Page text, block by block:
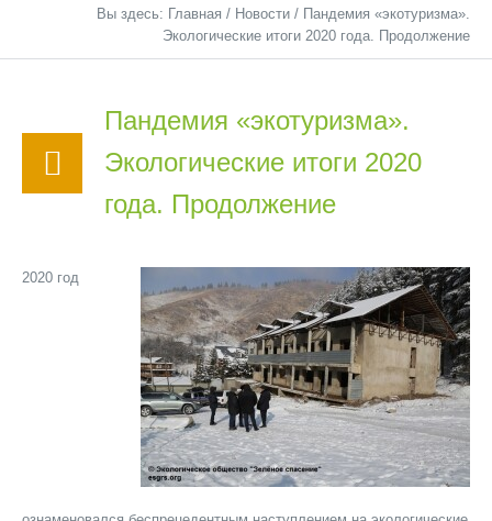
Вы здесь: Главная / Новости / Пандемия «экотуризма».
Экологические итоги 2020 года. Продолжение
Пандемия «экотуризма».
Экологические итоги 2020
года. Продолжение
2020 год